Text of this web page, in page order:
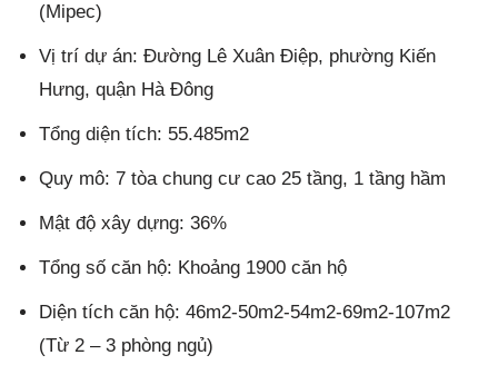
(Mipec)
Vị trí dự án: Đường Lê Xuân Điệp, phường Kiến
Hưng, quận Hà Đông
Tổng diện tích: 55.485m2
Quy mô: 7 tòa chung cư cao 25 tầng, 1 tầng hầm
Mật độ xây dựng: 36%
Tổng số căn hộ: Khoảng 1900 căn hộ
Diện tích căn hộ: 46m2-50m2-54m2-69m2-107m2
(Từ 2 – 3 phòng ngủ)